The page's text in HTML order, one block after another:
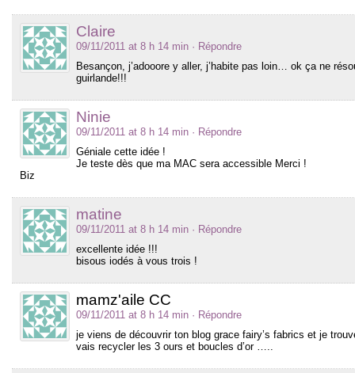
Claire
09/11/2011 at 8 h 14 min · Répondre
Besançon, j’adooore y aller, j’habite pas loin… ok ça ne
guirlande!!!
Ninie
09/11/2011 at 8 h 14 min · Répondre
Géniale cette idée !
Je teste dès que ma MAC sera accessible Merci !
Biz
matine
09/11/2011 at 8 h 14 min · Répondre
excellente idée !!!
bisous iodés à vous trois !
mamz'aile CC
09/11/2011 at 8 h 14 min · Répondre
je viens de découvrir ton blog grace fairy’s fabrics et je
vais recycler les 3 ours et boucles d’or …..